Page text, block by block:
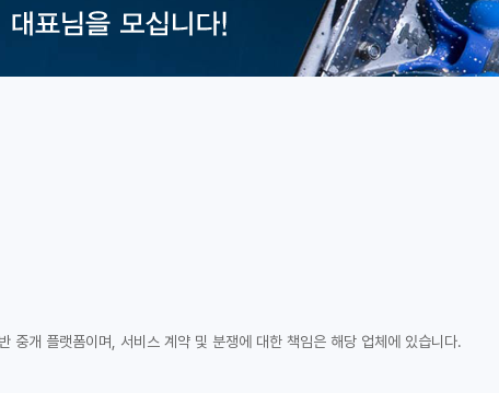
중개 플랫폼이며, 서비스 계약 및 분쟁에 대한 책임은 해당 업체에 있습니다.